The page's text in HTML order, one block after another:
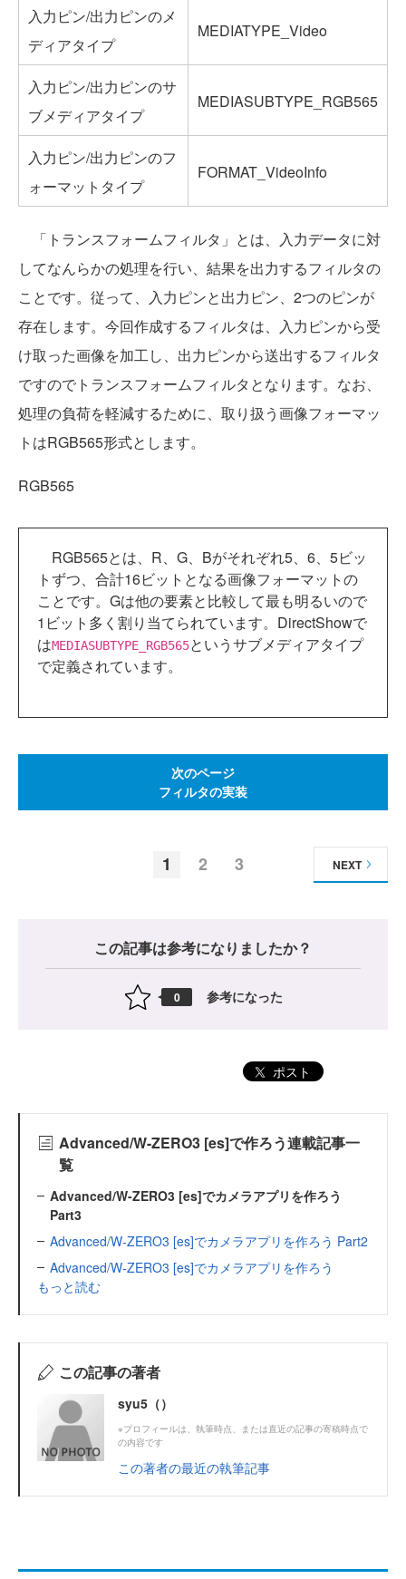
入力ピン/出力ピンのメ
ディアタイプ
MEDIATYPE_Video
入力ピン/出力ピンのサ
ブメディアタイプ
MEDIASUBTYPE_RGB565
入力ピン/出力ピンのフ
ォーマットタイプ
FORMAT_VideoInfo
「トランスフォームフィルタ」とは、入力データに対
してなんらかの処理を行い、結果を出力するフィルタの
ことです。従って、入力ピンと出力ピン、2つのピンが
存在します。今回作成するフィルタは、入力ピンから受
け取った画像を加工し、出力ピンから送出するフィルタ
ですのでトランスフォームフィルタとなります。なお、
処理の負荷を軽減するために、取り扱う画像フォーマッ
トはRGB565形式とします。
RGB565
RGB565とは、R、G、Bがそれぞれ5、6、5ビッ
トずつ、合計16ビットとなる画像フォーマットの
ことです。Gは他の要素と比較して最も明るいので
1ビット多く割り当てられています。DirectShowで
はMEDIASUBTYPE_RGB565というサブメディアタイプ
で定義されています。
次のページ
フィルタの実装
1 2 3 NEXT
この記事は参考になりましたか？
0 参考になった
ポスト
Advanced/W-ZERO3 [es]で作ろう連載記事一
覧
Advanced/W-ZERO3 [es]でカメラアプリを作ろう
Part3
Advanced/W-ZERO3 [es]でカメラアプリを作ろう Part2
Advanced/W-ZERO3 [es]でカメラアプリを作ろう
もっと読む
この記事の著者
syu5（）
※プロフィールは、執筆時点、または直近の記事の寄稿時点で
の内容です
この著者の最近の執筆記事